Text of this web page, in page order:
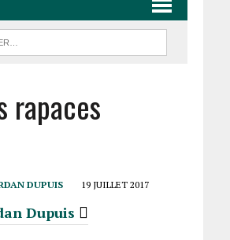
rapaces
DUPUIS 19 JUILLET 2017
Dupuis